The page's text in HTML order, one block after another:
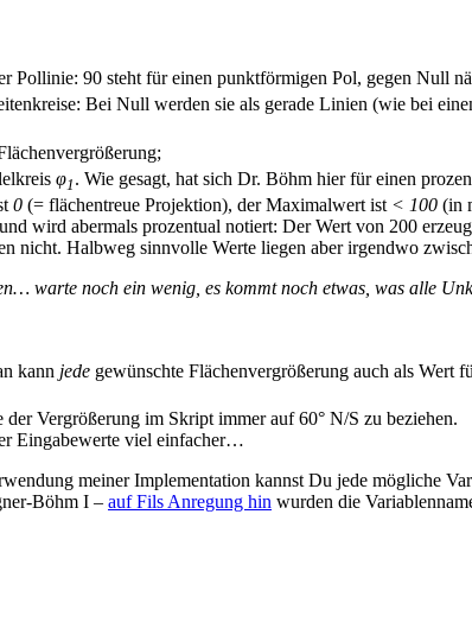
Pollinie: 90 steht für einen punktförmigen Pol, gegen Null
Bei Null werden sie als gerade Linien (wie bei
φ1 . Wie gesagt, hat sich Dr. Böhm hier für einen
0 (= flächentreue Projektion), der Maximalwert ist < 100 (in
wird abermals prozentual notiert: Der Wert von 200
nicht. Halbweg sinnvolle Werte liegen aber irgendwo
warte noch ein wenig, es kommt noch etwas, was alle
kann jede gewünschte Flächenvergrößerung auch als Wert
Vergrößerung im Skript immer auf 60° N/S zu beziehen.
Eingabewerte viel einfacher…
meiner Implementation kannst Du jede mögliche
Böhm I – auf Fils Anregung hin wurden die